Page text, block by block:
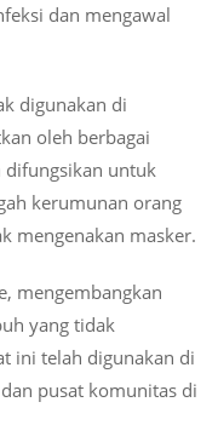
dan mengawal
digunakan di
oleh berbagai
difungsikan untuk
kerumunan orang
mengenakan masker.
mengembangkan
yang tidak
ini telah digunakan di
pusat komunitas di